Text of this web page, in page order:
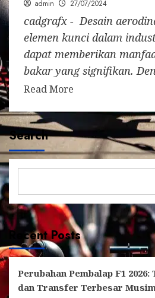
admin 27/07/2024
cadgrafx - Desain
elemen kunci dalam
dapat memberikan
bakar yang signifikan.
Read More
Search
Recent Posts
Perubahan Pembalap F1
dan Transfer Terbesar